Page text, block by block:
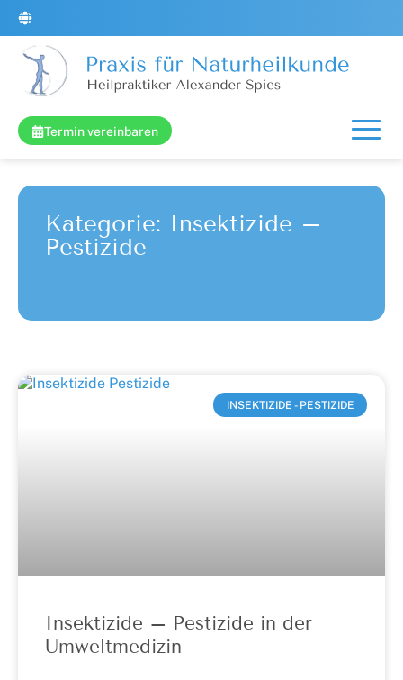
Termin vereinbaren
Kategorie: Insektizide –
Pestizide
INSEKTIZIDE - PESTIZIDE
Insektizide – Pestizide in der
Umweltmedizin